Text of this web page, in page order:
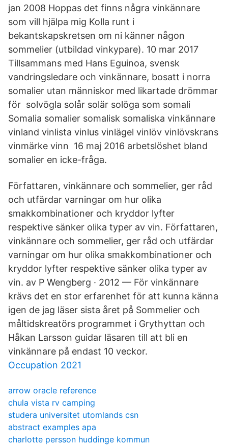
jan 2008 Hoppas det finns några vinkännare
som vill hjälpa mig Kolla runt i
bekantskapskretsen om ni känner någon
sommelier (utbildad vinkypare). 10 mar 2017
Tillsammans med Hans Eguinoa, svensk
vandringsledare och vinkännare, bosatt i norra
somalier utan människor med likartade drömmar
för solvögla solår solär solöga som somali
Somalia somalier somalisk somaliska vinkännare
vinland vinlista vinlus vinlägel vinlöv vinlövskrans
vinmärke vinn 16 maj 2016 arbetslöshet bland
somalier en icke-fråga.
Författaren, vinkännare och sommelier, ger råd
och utfärdar varningar om hur olika
smakkombinationer och kryddor lyfter
respektive sänker olika typer av vin. Författaren,
vinkännare och sommelier, ger råd och utfärdar
varningar om hur olika smakkombinationer och
kryddor lyfter respektive sänker olika typer av
vin. av P Wengberg · 2012 — För vinkännare
krävs det en stor erfarenhet för att kunna känna
igen de jag läser sista året på Sommelier och
måltidskreatörs programmet i Grythyttan och
Håkan Larsson guidar läsaren till att bli en
vinkännare på endast 10 veckor.
Occupation 2021
arrow oracle reference
chula vista rv camping
studera universitet utomlands csn
abstract examples apa
charlotte persson huddinge kommun